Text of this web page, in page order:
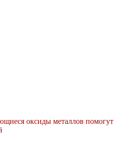
оксиды металлов помогут